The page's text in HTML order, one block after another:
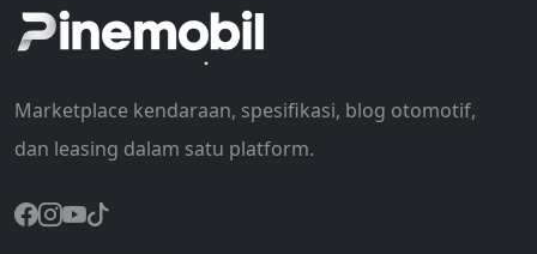
Marketplace kendaraan, spesifikasi, blog otomotif,
dan leasing dalam satu platform.